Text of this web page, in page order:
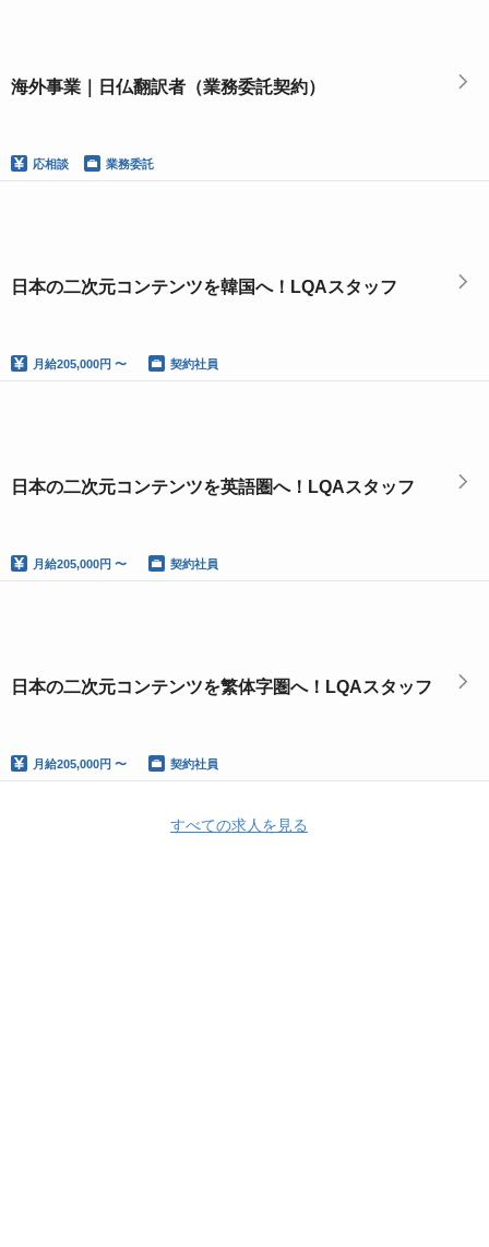
海外事業｜日仏翻訳者（業務委託契約）
応相談 業務委託
日本の二次元コンテンツを韓国へ！LQAスタッフ
月給205,000円 〜 契約社員
日本の二次元コンテンツを英語圏へ！LQAスタッフ
月給205,000円 〜 契約社員
日本の二次元コンテンツを繁体字圏へ！LQAスタッフ
月給205,000円 〜 契約社員
すべての求人を見る